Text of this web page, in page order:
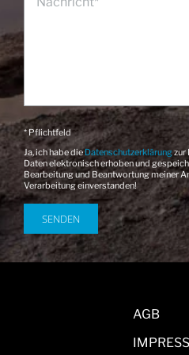
* Pflichtfeld
Ja, ich habe dieDatenschutzerklärungzur
Daten elektronisch erhoben und
Bearbeitung und Beantwortung meiner
Verarbeitung einverstanden!
AGB